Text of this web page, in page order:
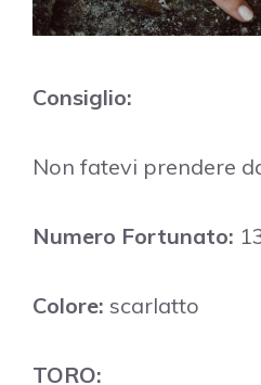
Consiglio:
Non fatevi prendere
Numero Fortunato:
Colore: scarlatto
TORO: